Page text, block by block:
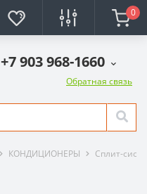
0
+7 903 968-1660
Обратная связь
КОНДИЦИОНЕРЫ Сплит-